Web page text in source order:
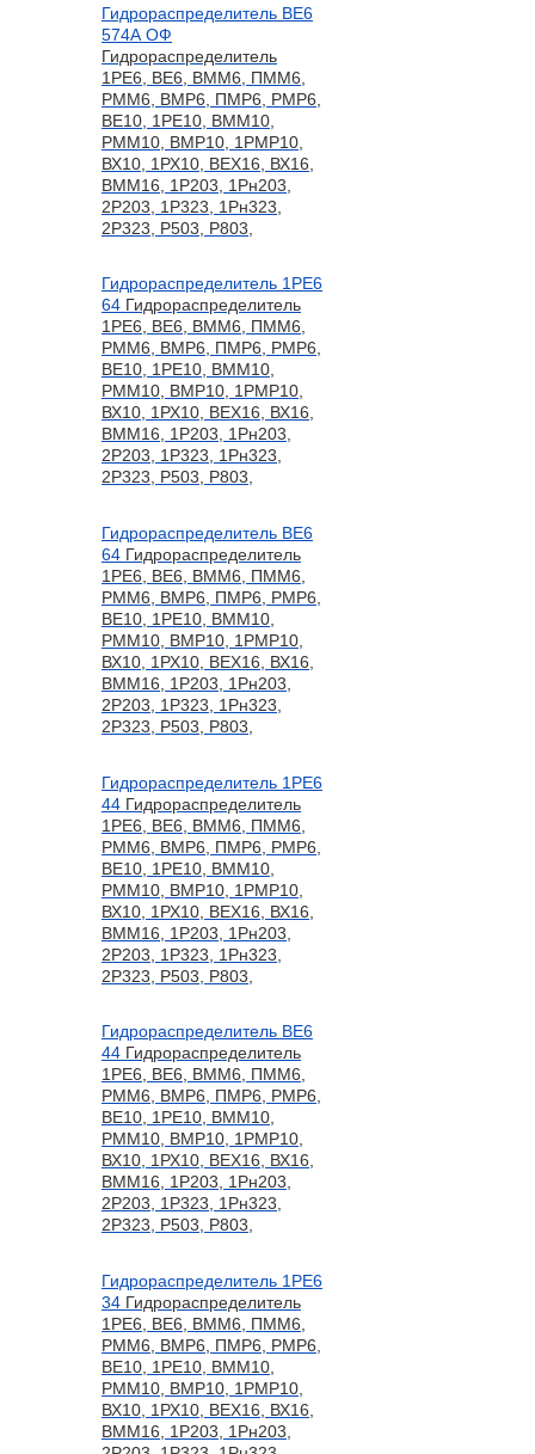
Гидрораспределитель ВЕ6
574А ОФ
Гидрораспределитель
1РЕ6, ВЕ6, ВММ6, ПММ6,
РММ6, ВМР6, ПМР6, РМР6,
ВЕ10, 1РЕ10, ВММ10,
РММ10, ВМР10, 1РМР10,
ВХ10, 1РХ10, ВЕХ16, ВХ16,
ВММ16, 1Р203, 1Рн203,
2Р203, 1Р323, 1Рн323,
2Р323, Р503, Р803,
Гидрораспределитель 1РЕ6
64 Гидрораспределитель
1РЕ6, ВЕ6, ВММ6, ПММ6,
РММ6, ВМР6, ПМР6, РМР6,
ВЕ10, 1РЕ10, ВММ10,
РММ10, ВМР10, 1РМР10,
ВХ10, 1РХ10, ВЕХ16, ВХ16,
ВММ16, 1Р203, 1Рн203,
2Р203, 1Р323, 1Рн323,
2Р323, Р503, Р803,
Гидрораспределитель ВЕ6
64 Гидрораспределитель
1РЕ6, ВЕ6, ВММ6, ПММ6,
РММ6, ВМР6, ПМР6, РМР6,
ВЕ10, 1РЕ10, ВММ10,
РММ10, ВМР10, 1РМР10,
ВХ10, 1РХ10, ВЕХ16, ВХ16,
ВММ16, 1Р203, 1Рн203,
2Р203, 1Р323, 1Рн323,
2Р323, Р503, Р803,
Гидрораспределитель 1РЕ6
44 Гидрораспределитель
1РЕ6, ВЕ6, ВММ6, ПММ6,
РММ6, ВМР6, ПМР6, РМР6,
ВЕ10, 1РЕ10, ВММ10,
РММ10, ВМР10, 1РМР10,
ВХ10, 1РХ10, ВЕХ16, ВХ16,
ВММ16, 1Р203, 1Рн203,
2Р203, 1Р323, 1Рн323,
2Р323, Р503, Р803,
Гидрораспределитель ВЕ6
44 Гидрораспределитель
1РЕ6, ВЕ6, ВММ6, ПММ6,
РММ6, ВМР6, ПМР6, РМР6,
ВЕ10, 1РЕ10, ВММ10,
РММ10, ВМР10, 1РМР10,
ВХ10, 1РХ10, ВЕХ16, ВХ16,
ВММ16, 1Р203, 1Рн203,
2Р203, 1Р323, 1Рн323,
2Р323, Р503, Р803,
Гидрораспределитель 1РЕ6
34 Гидрораспределитель
1РЕ6, ВЕ6, ВММ6, ПММ6,
РММ6, ВМР6, ПМР6, РМР6,
ВЕ10, 1РЕ10, ВММ10,
РММ10, ВМР10, 1РМР10,
ВХ10, 1РХ10, ВЕХ16, ВХ16,
ВММ16, 1Р203, 1Рн203,